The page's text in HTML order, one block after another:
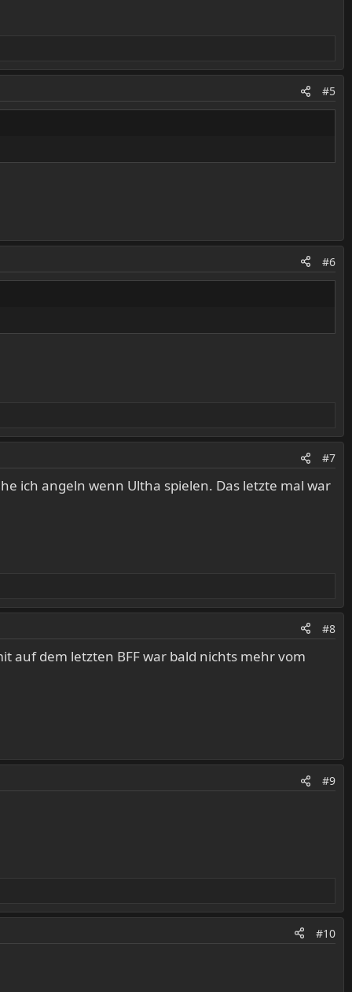
#5
#6
#7
ich angeln wenn Ultha spielen. Das letzte mal war
#8
auf dem letzten BFF war bald nichts mehr vom
#9
#10